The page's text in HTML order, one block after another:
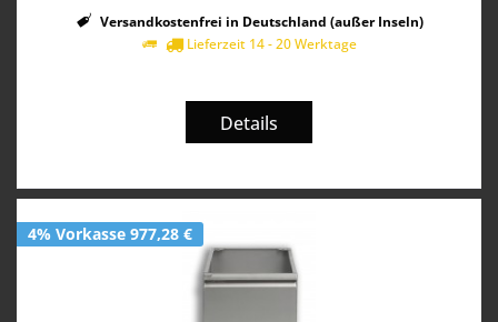
Versandkostenfrei in Deutschland (außer Inseln)
Lieferzeit 14 - 20 Werktage
Details
4% Vorkasse 977,28 €